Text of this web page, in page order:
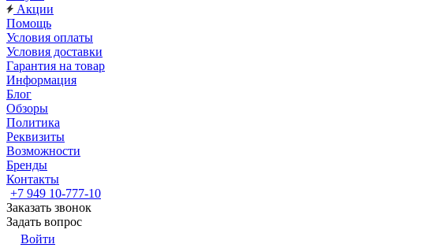
Акции
Помощь
Условия оплаты
Условия доставки
Гарантия на товар
Информация
Блог
Обзоры
Политика
Реквизиты
Возможности
Бренды
Контакты
+7 949 10-777-10
Заказать звонок
Задать вопрос
Войти